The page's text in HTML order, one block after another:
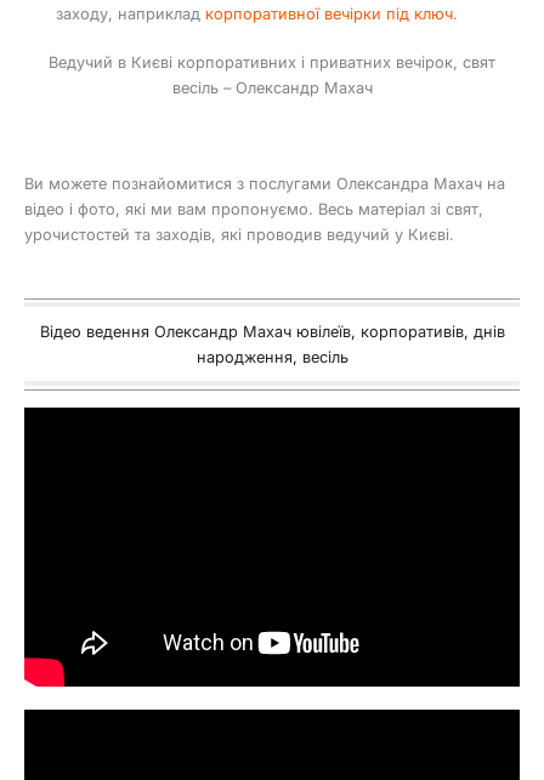
заходу, наприклад корпоративної вечірки під ключ.
Ведучий в Києві корпоративних і приватних вечірок, свят
весіль – Олександр Махач
Ви можете познайомитися з послугами Олександра Махач на
відео і фото, які ми вам пропонуємо. Весь матеріал зі свят,
урочистостей та заходів, які проводив ведучий у Києві.
Відео ведення Олександр Махач ювілеїв, корпоративів, днів
народження, весіль